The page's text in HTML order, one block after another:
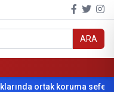
ARA
ortak koruma